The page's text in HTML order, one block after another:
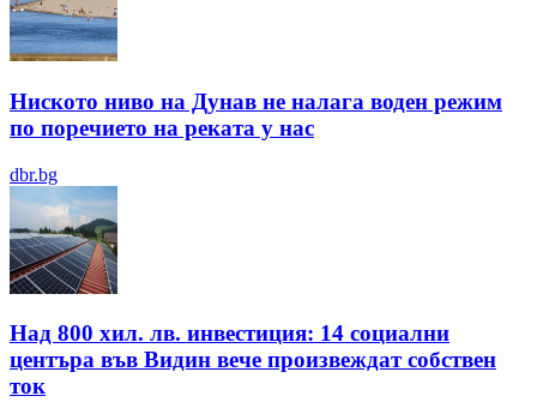
Ниското ниво на Дунав не налага воден режим
по поречието на реката у нас
dbr.bg
Над 800 хил. лв. инвестиция: 14 социални
центъра във Видин вече произвеждат собствен
ток